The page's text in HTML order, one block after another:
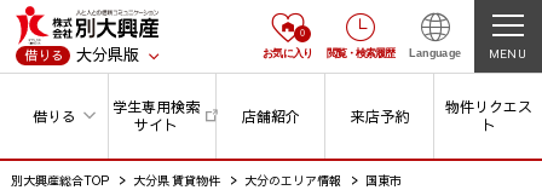
借りる 大分県版
0
お気に入り 閲覧・ 検索履歴 Language MENU
借りる
学生専用検索
サイト
店舗紹介 来店予約
物件リクエス
ト
別大興産総合TOP 大分県 賃貸物件 大分のエリア情報 国東市